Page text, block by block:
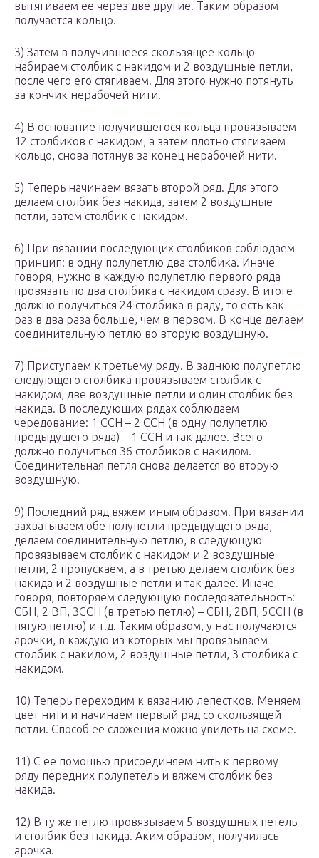
вытягиваем ее через две другие. Таким образом
получается кольцо.
3) Затем в получившееся скользящее кольцо
набираем столбик с накидом и 2 воздушные петли,
после чего его стягиваем. Для этого нужно потянуть
за кончик нерабочей нити.
4) В основание получившегося кольца провязываем
12 столбиков с накидом, а затем плотно стягиваем
кольцо, снова потянув за конец нерабочей нити.
5) Теперь начинаем вязать второй ряд. Для этого
делаем столбик без накида, затем 2 воздушные
петли, затем столбик с накидом.
6) При вязании последующих столбиков соблюдаем
принцип: в одну полупетлю два столбика. Иначе
говоря, нужно в каждую полупетлю первого ряда
провязать по два столбика с накидом сразу. В итоге
должно получиться 24 столбика в ряду, то есть как
раз в два раза больше, чем в первом. В конце делаем
соединительную петлю во вторую воздушную.
7) Приступаем к третьему ряду. В заднюю полупетлю
следующего столбика провязываем столбик с
накидом, две воздушные петли и один столбик без
накида. В последующих рядах соблюдаем
чередование: 1 ССН – 2 ССН (в одну полупетлю
предыдущего ряда) – 1 ССН и так далее. Всего
должно получиться 36 столбиков с накидом.
Соединительная петля снова делается во вторую
воздушную.
9) Последний ряд вяжем иным образом. При вязании
захватываем обе полупетли предыдущего ряда,
делаем соединительную петлю, в следующую
провязываем столбик с накидом и 2 воздушные
петли, 2 пропускаем, а в третью делаем столбик без
накида и 2 воздушные петли и так далее. Иначе
говоря, повторяем следующую последовательность:
СБН, 2 ВП, 3ССН (в третью петлю) – СБН, 2ВП, 5ССН (в
пятую петлю) и т.д. Таким образом, у нас получаются
арочки, в каждую из которых мы провязываем
столбик с накидом, 2 воздушные петли, 3 столбика с
накидом.
10) Теперь переходим к вязанию лепестков. Меняем
цвет нити и начинаем первый ряд со скользящей
петли. Способ ее сложения можно увидеть на схеме.
11) С ее помощью присоединяем нить к первому
ряду передних полупетель и вяжем столбик без
накида.
12) В ту же петлю провязываем 5 воздушных петель
и столбик без накида. Аким образом, получилась
арочка.